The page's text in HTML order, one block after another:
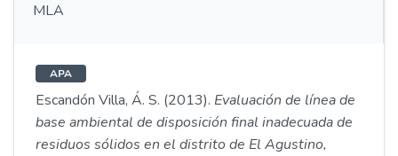
MLA
APA
Escandón Villa, Á. S. (2013). Evaluación de línea de
base ambiental de disposición final inadecuada de
residuos sólidos en el distrito de El Agustino,